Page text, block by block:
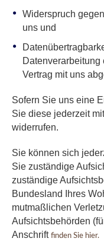
Widerspruch
uns und
Vertrag mit uns
Sofern Sie uns eine
Sie diese jederzeit
widerrufen.
Sie können sich
Sie zuständige
zuständige
Bundesland Ihres
mutmaßlichen
Aufsichtsbehörden
Anschriftfinden Sie hier.